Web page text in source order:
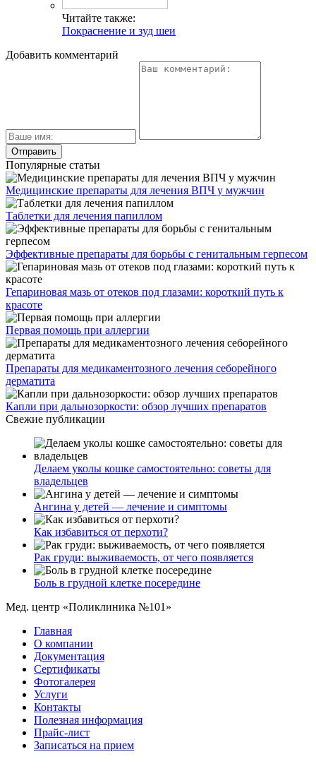
Читайте также:
Покраснение и зуд шеи
Добавить комментарий
Популярные статьи
Медицинские препараты для лечения ВПЧ у мужчин
Таблетки для лечения папиллом
Эффективные препараты для борьбы с генитальным герпесом
Гепариновая мазь от отеков под глазами: короткий путь к
красоте
Первая помощь при аллергии
Препараты для медикаментозного лечения себорейного
дерматита
Капли при дальнозоркости: обзор лучших препаратов
Свежие публикации
Делаем уколы кошке самостоятельно: советы для
владельцев
Ангина у детей — лечение и симптомы
Как избавиться от перхоти?
Рак груди: выживаемость, от чего появляется
Боль в грудной клетке посередине
Мед. центр «Поликлиника №101»
Главная
О компании
Документация
Сертификаты
Фотогалерея
Услуги
Контакты
Полезная информация
Прайс-лист
Записаться на прием